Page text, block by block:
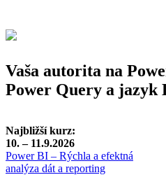
Vaša autorita na
Power Query a jazyk
Najbližší kurz:
10. – 11.9.2026
Power BI – Rýchla a efektná
analýza dát a reporting